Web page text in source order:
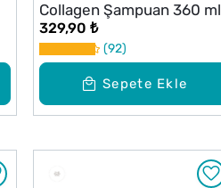
Sepete Ekle
Collagen Şampuan 360 ml
329,90 ₺
92